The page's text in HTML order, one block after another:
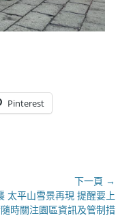
Pinterest
下一頁 →
太平山雪景再現 提醒要上
時關注園區資訊及管制措